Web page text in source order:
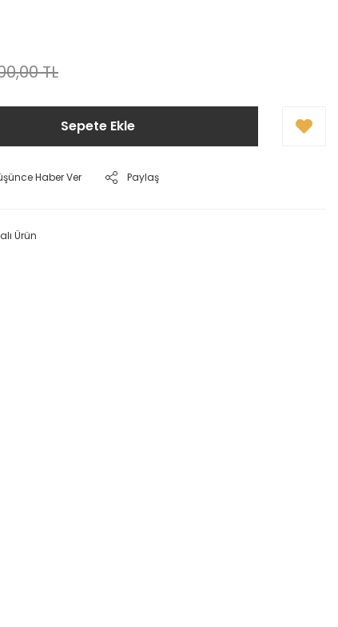
TL
Sepete Ekle
Haber Ver Paylaş
Ürün